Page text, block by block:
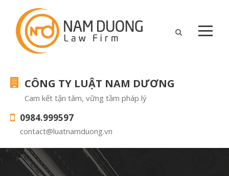
CÔNG TY LUẬT NAM DƯƠNG
Cam kết tận tâm, vững tầm pháp lý
0984.999597
contact@luatnamduong.vn